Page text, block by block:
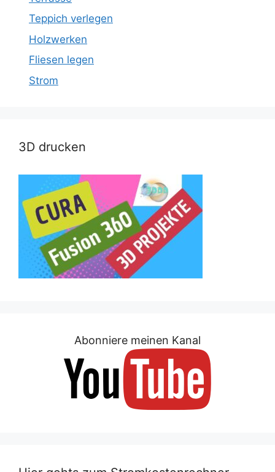
Teppich verlegen
Holzwerken
Fliesen legen
Strom
3D drucken
Abonniere meinen Kanal